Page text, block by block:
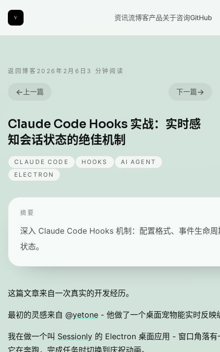
资讯流博客产品关于咨询GitHub
返回博客 2026年2月6日 3 分钟阅读
← 上一篇 下一篇→
Claude Code Hooks 实战：实时感
知会话状态的绝佳机制
CLAUDE CODE HOOKS
AI AGENT
ELECTRON
摘要
深入 Claude Code Hooks 机制：配置格式、事件生命
状态。
这篇文章来自一次真实的开发经历。
最初的灵感来自 @yetone - 他做了一个桌面宠物能实时反
我在做一个叫 Sessionly 的 Electron 桌面应用 - 窗口角落
它在奔跑，完成任务时切换到庆祝动画。